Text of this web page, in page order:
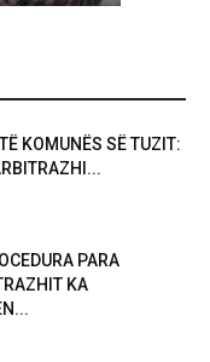
KOMUNËS SË TUZIT:
PARA
KA